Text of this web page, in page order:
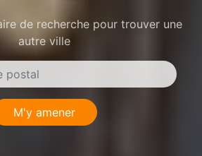
de recherche pour trouver une
autre ville
M'y amener